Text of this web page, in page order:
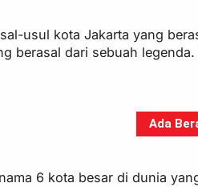
usul kota Jakarta yang
berasal dari sebuah
Ada
6 kota besar di dunia